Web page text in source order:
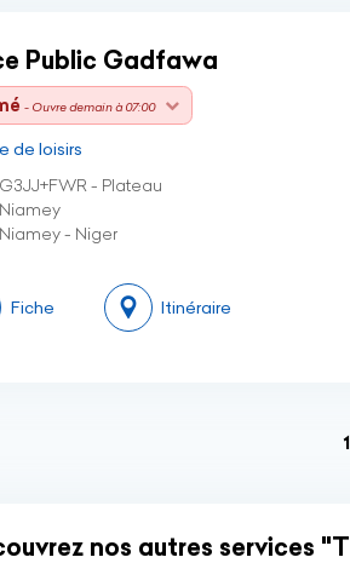
Public Gadfawa
- Ouvre demain à 07:00
de loisirs
G3JJ+FWR - Plateau
Niamey
Niamey - Niger
Fiche Itinéraire
1
nos autres services